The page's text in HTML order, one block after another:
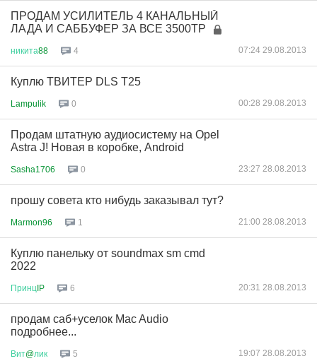
ПРОДАМ УСИЛИТЕЛЬ 4 КАНАЛЬНЫЙ
ЛАДА И САББУФЕР ЗА ВСЕ 3500ТР
никита88 4 07:24 29.08.2013
Куплю ТВИТЕР DLS T25
Lampulik 0 00:28 29.08.2013
Продам штатную аудиосистему на Opel
Astra J! Новая в коробке, Android
Sasha1706 0 23:27 28.08.2013
прошу совета кто нибудь заказывал тут?
Marmon96 1 21:00 28.08.2013
Куплю панельку от soundmax sm cmd
2022
ПринцIP 6 20:31 28.08.2013
продам саб+уселок Mac Audio
подробнее...
Вит@лик 5 19:07 28.08.2013